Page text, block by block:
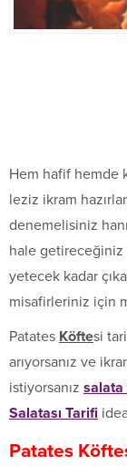
Hem hafif hemde
leziz ikram
denemelisiniz
hale
yetecek kadar
misafirleriniz için
Patates Köftesi
arıyorsanız ve
istiyorsanız
Salatası Tarifi
Patates